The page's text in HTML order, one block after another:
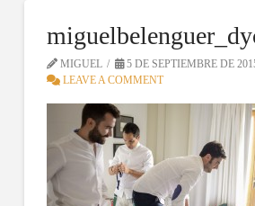
MIGUEL
5 DE SEPTIEMBRE DE
LEAVE A COMMENT